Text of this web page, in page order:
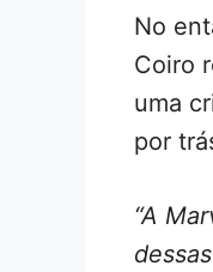
No
Coiro
uma
por
“A